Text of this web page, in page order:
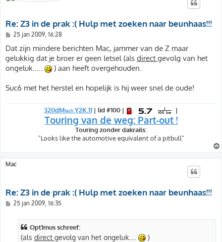
Re: Z3 in de prak :( Hulp met zoeken naar beunhaas!!!
B
r
i
c
h
t
25 jan 2009, 16:28
Dat zijn mindere berichten Mac, jammer van de Z maar
gelukkig dat je broer er geen letsel (als direct gevolg van het
ongeluk.....
) aan heeft overgehouden.
Suc6 met het herstel en hopelijk is hij weer snel de oude!
320dMtech Y2K.11 | lid #100 | |
Touring van de weg: Part-out !
Touring zonder dakrails:
"Looks like the automotive equivalent of a pitbull"
Mac
Re: Z3 in de prak :( Hulp met zoeken naar beunhaas!!!
B25 jan 2009, 16:35
Opt1mus schreef:
(als direct gevolg van het ongeluk..... )